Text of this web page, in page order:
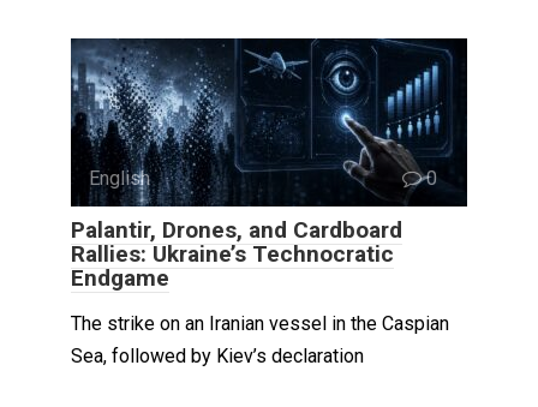
English 0
Palantir, Drones, and Cardboard
Rallies: Ukraine’s Technocratic
Endgame
The strike on an Iranian vessel in the Caspian
Sea, followed by Kiev’s declaration